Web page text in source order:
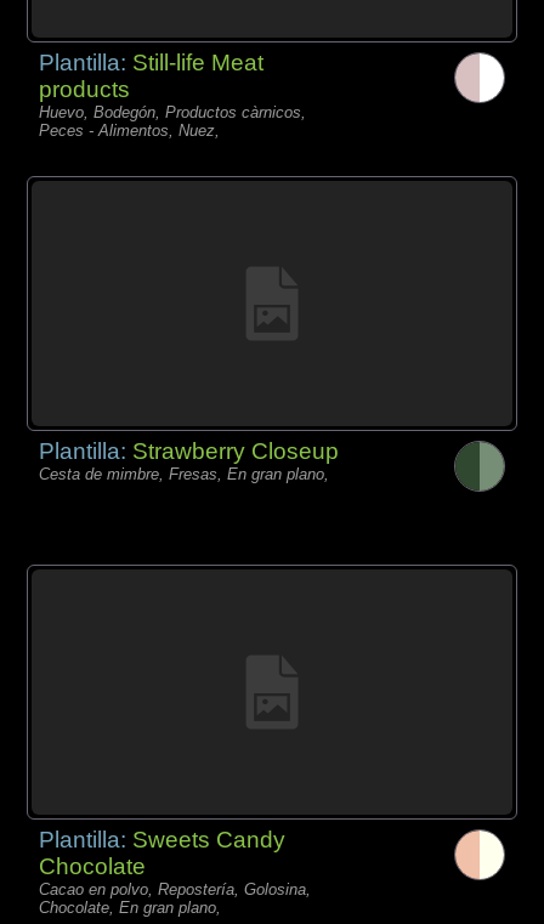
Plantilla: Still-life Meat
products
Huevo, Bodegón, Productos càrnicos,
Peces - Alimentos, Nuez,
Plantilla: Strawberry Closeup
Cesta de mimbre, Fresas, En gran plano,
Plantilla: Sweets Candy
Chocolate
Cacao en polvo, Repostería, Golosina,
Chocolate, En gran plano,